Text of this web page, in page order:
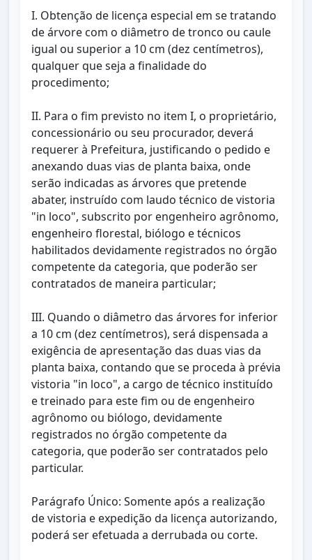
I. Obtenção de licença especial em se tratando
de árvore com o diâmetro de tronco ou caule
igual ou superior a 10 cm (dez centímetros),
qualquer que seja a finalidade do
procedimento;
II. Para o fim previsto no item I, o proprietário,
concessionário ou seu procurador, deverá
requerer à Prefeitura, justificando o pedido e
anexando duas vias de planta baixa, onde
serão indicadas as árvores que pretende
abater, instruído com laudo técnico de vistoria
"in loco", subscrito por engenheiro agrônomo,
engenheiro florestal, biólogo e técnicos
habilitados devidamente registrados no órgão
competente da categoria, que poderão ser
contratados de maneira particular;
III. Quando o diâmetro das árvores for inferior
a 10 cm (dez centímetros), será dispensada a
exigência de apresentação das duas vias da
planta baixa, contando que se proceda à prévia
vistoria "in loco", a cargo de técnico instituído
e treinado para este fim ou de engenheiro
agrônomo ou biólogo, devidamente
registrados no órgão competente da
categoria, que poderão ser contratados pelo
particular.
Parágrafo Único: Somente após a realização
de vistoria e expedição da licença autorizando,
poderá ser efetuada a derrubada ou corte.